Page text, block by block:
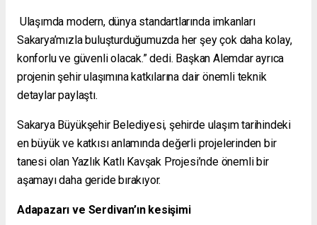
Ulaşımda modern, dünya standartlarında imkanları
Sakarya’mızla buluşturduğumuzda her şey çok daha kolay,
konforlu ve güvenli olacak.” dedi. Başkan Alemdar ayrıca
projenin şehir ulaşımına katkılarına dair önemli teknik
detaylar paylaştı.
Sakarya Büyükşehir Belediyesi, şehirde ulaşım tarihindeki
en büyük ve katkısı anlamında değerli projelerinden bir
tanesi olan Yazlık Katlı Kavşak Projesi’nde önemli bir
aşamayı daha geride bırakıyor.
Adapazarı ve Serdivan’ın kesişimi